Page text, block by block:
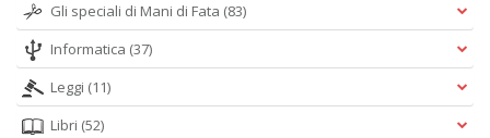
Gli speciali di Mani di Fata (83)
Informatica (37)
Leggi (11)
Libri (52)